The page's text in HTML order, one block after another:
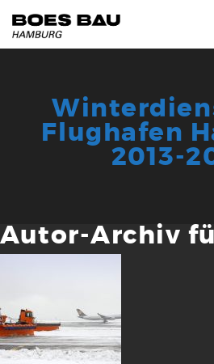
Flughafen
2013-
Autor-Archiv